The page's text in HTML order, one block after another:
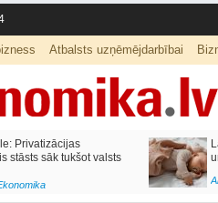
Atbalsts uzņēmējdarbībai
bērnu skolai,
ģimenes budžetu?
ziņa Izglītība